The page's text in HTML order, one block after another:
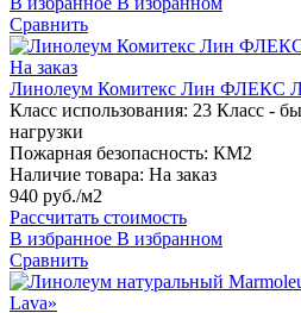
Сравнить
На заказ
Линолеум Комитекс Лин ФЛЕКС
Класс использования: 23 Класс -
нагрузки
Пожарная безопасность: КМ2
Наличие товара: На заказ
940 руб./м2
Рассчитать стоимость
В избранное В избранном
Сравнить